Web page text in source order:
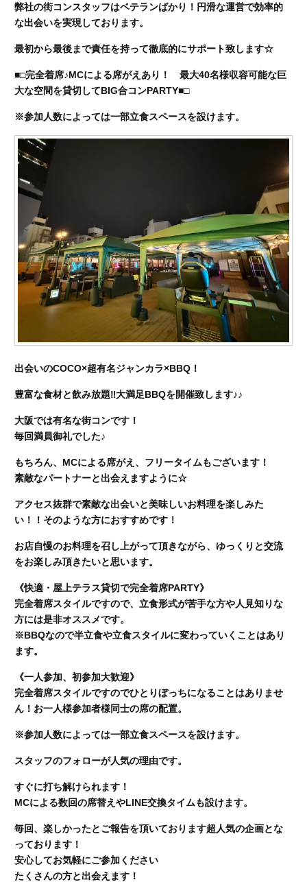
弊社の街コンスタッフはベテランばかり！円滑な運営で効率的
な出会いを実現しております。
最初から最後まで責任を持って徹底的にサポート致します☆
■□完全着席♪MCによる席がえあり！ 最大40名様収容可能な巨
大な空間を貸切してBIG合コンPARTY■□
※参加人数によっては一部立食スペースを設けます。
出会いのCOCO×超有名ジャンカラ×BBQ！
豊富な食材と飲み放題‼︎大満足BBQを開催致します♪♪
大阪では有名な街コンです！
毎回満員御礼でした♪
もちろん、MCによる席がえ、フリータイムもございます！
素敵なパートナーと出会えますように☆
アクセス抜群で素敵な出会いと美味しいお料理を楽しみた
い！！そのような方におすすめです！
お店自慢のお料理を召し上がって頂きながら、ゆっくりと交流
をお楽しみ頂きたいと思います。
《快適・屋上テラス貸切で完全着席PARTY》
完全着席スタイルですので、立食形式が苦手な方や人見知りな
方には是非オススメです。
※BBQなので半立食や立食スタイルに変わっていくことはあり
ます。
《一人参加、初参加大歓迎》
完全着席スタイルですのでひとりぼっちになることはありませ
ん！お一人様参加者様同士の席の配置。
※参加人数によっては一部立食スペースを設けます。
スタッフのフォローが人気の理由です。
すぐに打ち解けられます！
MCによる数回の席替えやLINE交換タイムも設けます。
毎回、楽しかったとご報告を頂いております超人気の企画とな
っております！
安心してお気軽にご参加ください
たくさんの方と出会えます！